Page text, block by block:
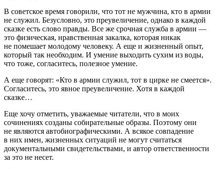
В советское время говорили, что тот не мужчина, кто в армии
не служил. Безусловно, это преувеличение, однако в каждой
сказке есть слово правды. Все же срочная служба в армии —
это физическая, нравственная закалка, которая никак
не помешает молодому человеку. А еще и жизненный опыт,
который так необходим. И умение выходить сухим из воды,
что тоже, согласитесь, полезное умение.
А еще говорят: «Кто в армии служил, тот в цирке не смеется».
Согласитесь, это явное преувеличение. Хотя в каждой
сказке…
Еще хочу отметить, уважаемые читатели, что в моих
сочинениях созданы собирательные образы. Поэтому они
не являются автобиографическими. А всякое совпадение
в них имен, жизненных ситуаций не могут считаться
документальными свидетельствами, и автор ответственности
за это не несет.